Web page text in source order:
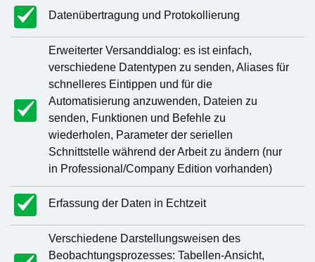
Datenübertragung und Protokollierung
Erweiterter Versanddialog: es ist einfach,
verschiedene Datentypen zu senden, Aliases für
schnelleres Eintippen und für die
Automatisierung anzuwenden, Dateien zu
senden, Funktionen und Befehle zu
wiederholen, Parameter der seriellen
Schnittstelle während der Arbeit zu ändern (nur
in Professional/Company Edition vorhanden)
Erfassung der Daten in Echtzeit
Verschiedene Darstellungsweisen des
Beobachtungsprozesses: Tabellen-Ansicht,